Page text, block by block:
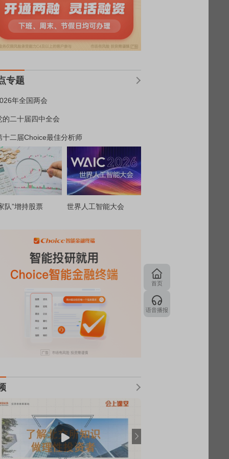
专题
年全国两会
的二十届四中全会
十二届Choice最佳分析师
队”增持股票 世界人工智能大会
首页
语音播报